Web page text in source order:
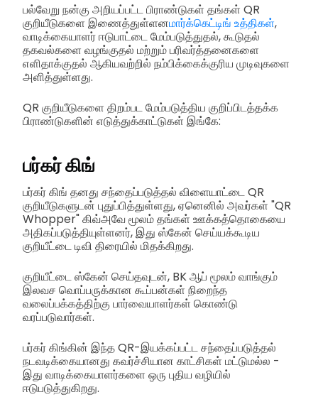
பல்வேறு நன்கு அறியப்பட்ட பிராண்டுகள் தங்கள் QR
குறியீடுகளை இணைத்துள்ளனமார்க்கெட்டிங் உத்திகள்,
வாடிக்கையாளர் ஈடுபாட்டை மேம்படுத்துதல், கூடுதல்
தகவல்களை வழங்குதல் மற்றும் பரிவர்த்தனைகளை
எளிதாக்குதல் ஆகியவற்றில் நம்பிக்கைக்குரிய முடிவுகளை
அளித்துள்ளது.
QR குறியீடுகளை திறம்பட மேம்படுத்திய குறிப்பிடத்தக்க
பிராண்டுகளின் எடுத்துக்காட்டுகள் இங்கே:
பர்கர் கிங்
பர்கர் கிங் தனது சந்தைப்படுத்தல் விளையாட்டை QR
குறியீடுகளுடன் புதுப்பித்துள்ளது, ஏனெனில் அவர்கள் "QR
Whopper" கிவ்அவே மூலம் தங்கள் ஊக்கத்தொகையை
அதிகப்படுத்தியுள்ளனர், இது ஸ்கேன் செய்யக்கூடிய
குறியீட்டை டிவி திரையில் மிதக்கிறது.
குறியீட்டை ஸ்கேன் செய்தவுடன், BK ஆப் மூலம் வாங்கும்
இலவச வொப்பருக்கான கூப்பன்கள் நிறைந்த
வலைப்பக்கத்திற்கு பார்வையாளர்கள் கொண்டு
வரப்படுவார்கள்.
பர்கர் கிங்கின் இந்த QR-இயக்கப்பட்ட சந்தைப்படுத்தல்
நடவடிக்கையானது கவர்ச்சியான காட்சிகள் மட்டுமல்ல -
இது வாடிக்கையாளர்களை ஒரு புதிய வழியில்
ஈடுபடுத்துகிறது.